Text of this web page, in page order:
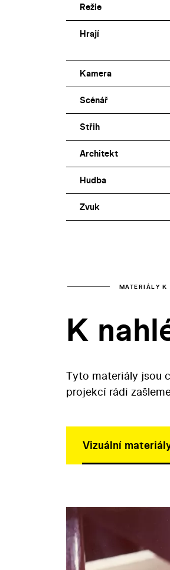
Režie
Hrají
Kamera
Scénář
Střih
Architekt
Hudba
Zvuk
MATERIÁLY K
K
Tyto materiály jsou
projekcí rádi
Vizuální